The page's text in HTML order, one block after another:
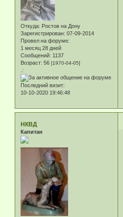
Откуда: Ростов на Дону
Зарегистрирован: 07-09-2014
Провел на форуме:
1 месяц 28 дней
Сообщений: 1137
Возраст: 56 [1970-04-05]
.:
Последний визит:
10-10-2020 19:46:48
НКВД
Капитан